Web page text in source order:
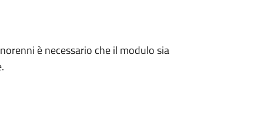
è necessario che il modulo sia